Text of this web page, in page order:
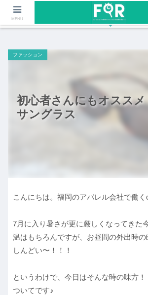
ファッションや福岡のワクワクする情
初心者さんにもオススメ
サングラス
ファッション
こんにちは。福岡のアパレル会社で働く
7月に入り暑さが更に厳しくなってきた
温はもちろんですが、お昼間の外出時の
しんどい〜！！！
というわけで、今日はそんな時の味方！
ついてです♪
MENU